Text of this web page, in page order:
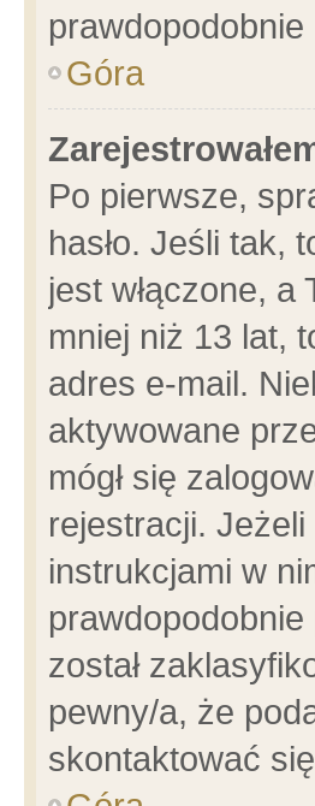
prawdopodobnie
Góra
Po pierwsze,
hasło. Jeśli tak,
jest włączone,
mniej niż 13 lat,
adres e-mail.
aktywowane
mógł się
rejestracji. Jeżeli
instrukcjami w
prawdopodobnie
został
pewny/a, że
skontaktować